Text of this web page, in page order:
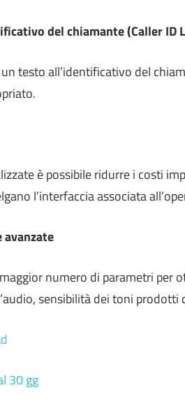
del chiamante (Caller ID
testo all’identificativo del
è possibile ridurre i costi
l’interfaccia associata
numero di parametri per
sensibilità dei toni
30 gg